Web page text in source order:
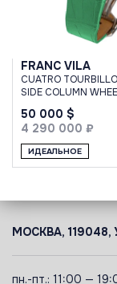
FRANC VILA
CUATRO
SIDE COLUMN
MONOPUSHER
CHRONOGRAPH
50 000 $
4 290 000 ₽
ИДЕАЛЬНОЕ
МОСКВА,
пн.-пт.: 11:00 —